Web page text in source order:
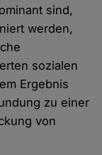
sind,
werden,
sozialen
Ergebnis
zu einer
von